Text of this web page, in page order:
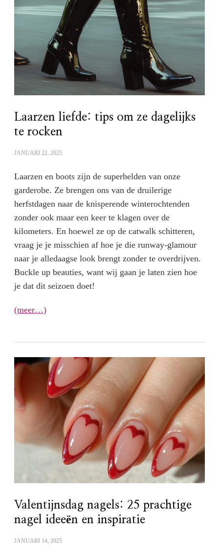
Laarzen liefde: tips om ze dagelijks
te rocken
JANUARI 22, 2025
Laarzen en boots zijn de superhelden van onze
garderobe. Ze brengen ons van de druilerige
herfstdagen naar de knisperende winterochtenden
zonder ook maar een keer te klagen over de
kilometers. En hoewel ze op de catwalk schitteren,
vraag je je misschien af hoe je die runway-glamour
naar je alledaagse look brengt zonder te overdrijven.
Buckle up beauties, want wij gaan je laten zien hoe
je dat dit seizoen doet!
(meer…)
Valentijnsdag nagels: 25 prachtige
nagel ideeën en inspiratie
JANUARI 14, 2025